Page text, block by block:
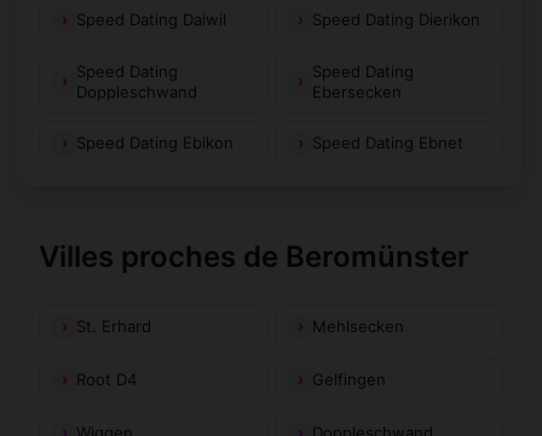
Speed Dating Daiwil Speed Dating Dierikon
Speed Dating
Doppleschwand
Speed Dating
Ebersecken
Speed Dating Ebikon Speed Dating Ebnet
Villes proches de Beromünster
St. Erhard Mehlsecken
Root D4 Gelfingen